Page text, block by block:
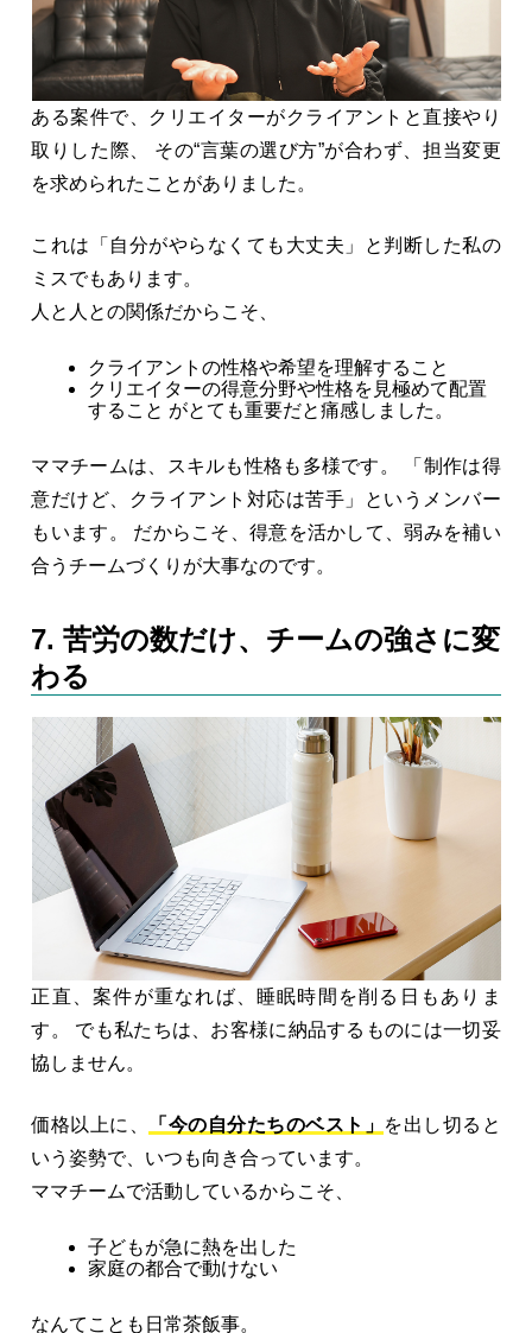
ある案件で、クリエイターがクライアントと直接やり
取りした際、 その“言葉の選び方”が合わず、担当変更
を求められたことがありました。
これは「自分がやらなくても大丈夫」と判断した私の
ミスでもあります。
人と人との関係だからこそ、
クライアントの性格や希望を理解すること
クリエイターの得意分野や性格を見極めて配置
すること がとても重要だと痛感しました。
ママチームは、スキルも性格も多様です。 「制作は得
意だけど、クライアント対応は苦手」というメンバー
もいます。 だからこそ、得意を活かして、弱みを補い
合うチームづくりが大事なのです。
7. 苦労の数だけ、チームの強さに変
わる
正直、案件が重なれば、睡眠時間を削る日もありま
す。 でも私たちは、お客様に納品するものには一切妥
協しません。
価格以上に、 「今の自分たちのベスト」 を出し切ると
いう姿勢で、いつも向き合っています。
ママチームで活動しているからこそ、
子どもが急に熱を出した
家庭の都合で動けない
なんてことも日常茶飯事。